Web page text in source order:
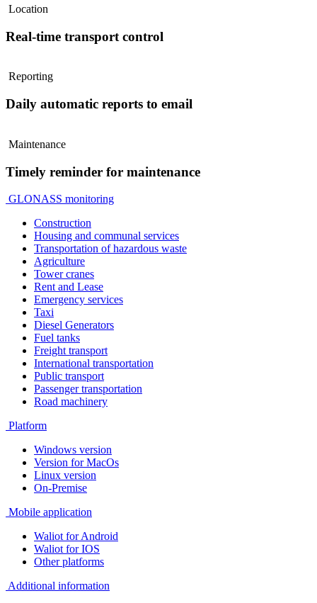
Location
Real-time transport control
Reporting
Daily automatic reports to email
Maintenance
Timely reminder for maintenance
GLONASS monitoring
Construction
Housing and communal services
Transportation of hazardous waste
Agriculture
Tower cranes
Rent and Lease
Emergency services
Taxi
Diesel Generators
Fuel tanks
Freight transport
International transportation
Public transport
Passenger transportation
Road machinery
Platform
Windows version
Version for MacOs
Linux version
On-Premise
Mobile application
Waliot for Android
Waliot for IOS
Other platforms
Additional information